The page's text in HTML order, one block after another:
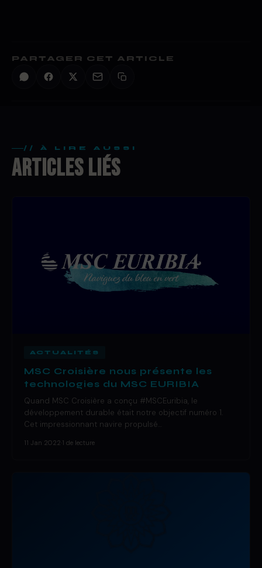
PARTAGER CET ARTICLE
// À LIRE AUSSI
ARTICLES LIÉS
ACTUALITÉS
MSC Croisière nous présente les
technologies du MSC EURIBIA
Quand MSC Croisière a conçu #MSCEuribia, le
développement durable était notre objectif numéro 1.
Cet impressionnant navire propulsé…
11 Jan 2022 1 de lecture